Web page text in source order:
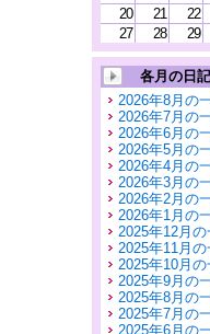
20
21 22
27
28 29
各月の日記
2026年8月の
2026年7月の
2026年6月の
2026年5月の
2026年4月の
2026年3月の
2026年2月の
2026年1月の
2025年12月の
2025年11月の
2025年10月の
2025年9月の
2025年8月の
2025年7月の
2025年6月の